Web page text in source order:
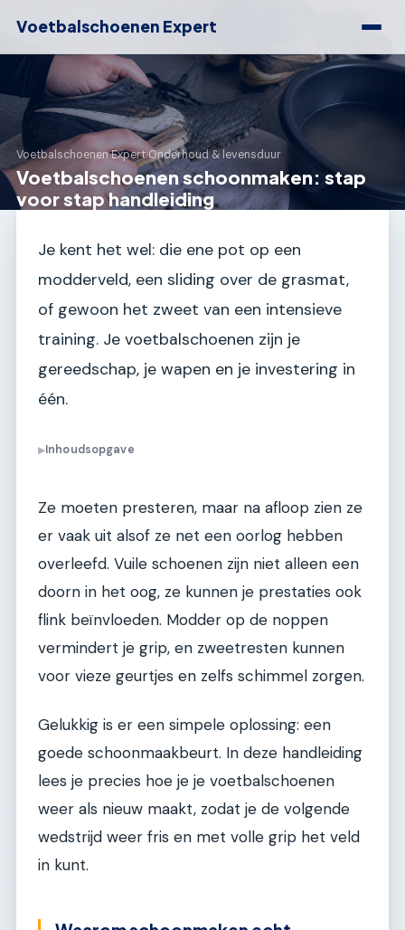
Voetbalschoenen Expert
Voetbalschoenen Expert›Onderhoud & levensduur
Voetbalschoenen schoonmaken: stap
voor stap handleiding
Je kent het wel: die ene pot op een
modderveld, een sliding over de grasmat,
of gewoon het zweet van een intensieve
training. Je voetbalschoenen zijn je
gereedschap, je wapen en je investering in
één.
▶Inhoudsopgave
Ze moeten presteren, maar na afloop zien ze
er vaak uit alsof ze net een oorlog hebben
overleefd. Vuile schoenen zijn niet alleen een
doorn in het oog, ze kunnen je prestaties ook
flink beïnvloeden. Modder op de noppen
vermindert je grip, en zweetresten kunnen
voor vieze geurtjes en zelfs schimmel zorgen.
Gelukkig is er een simpele oplossing: een
goede schoonmaakbeurt. In deze handleiding
lees je precies hoe je je voetbalschoenen
weer als nieuw maakt, zodat je de volgende
wedstrijd weer fris en met volle grip het veld
in kunt.